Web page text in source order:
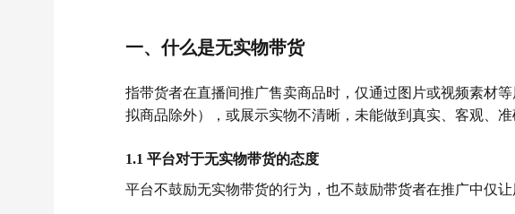
一、什么是无实物带货
指带货者在直播间推广售卖商品时，仅通过图片或视频素材
拟商品除外），或展示实物不清晰，未能做到真实、客观、
1.1 平台对于无实物带货的态度
平台不鼓励无实物带货的行为，也不鼓励带货者在推广中仅